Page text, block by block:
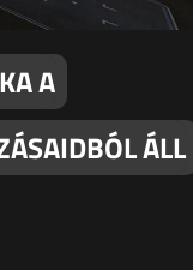
A
ÁLL